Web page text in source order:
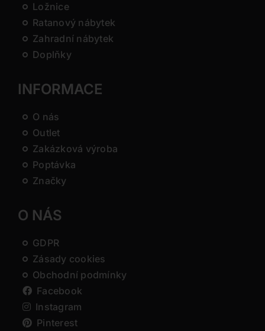
Ložnice
Ratanový nábytek
Zahradní nábytek
Doplňky
INFORMACE
O nás
Outlet
Zakázková výroba
Poptávka
Značky
O NÁS
GDPR
Zásady cookies
Obchodní podmínky
Facebook
Instagram
Pinterest